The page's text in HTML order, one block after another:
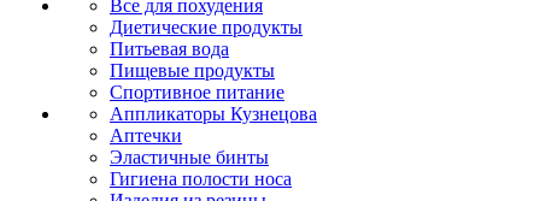
Все для похудения
Диетические продукты
Питьевая вода
Пищевые продукты
Спортивное питание
Аппликаторы Кузнецова
Аптечки
Эластичные бинты
Гигиена полости носа